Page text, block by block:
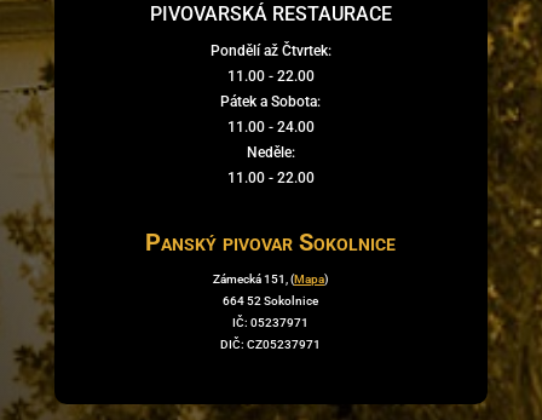
PIVOVARSKÁ RESTAURACE
Pondělí až Čtvrtek:
11.00 - 22.00
Pátek a Sobota:
11.00 - 24.00
Neděle:
11.00 - 22.00
Panský pivovar Sokolnice
Zámecká 151, (Mapa)
664 52 Sokolnice
IČ: 05237971
DIČ: CZ05237971